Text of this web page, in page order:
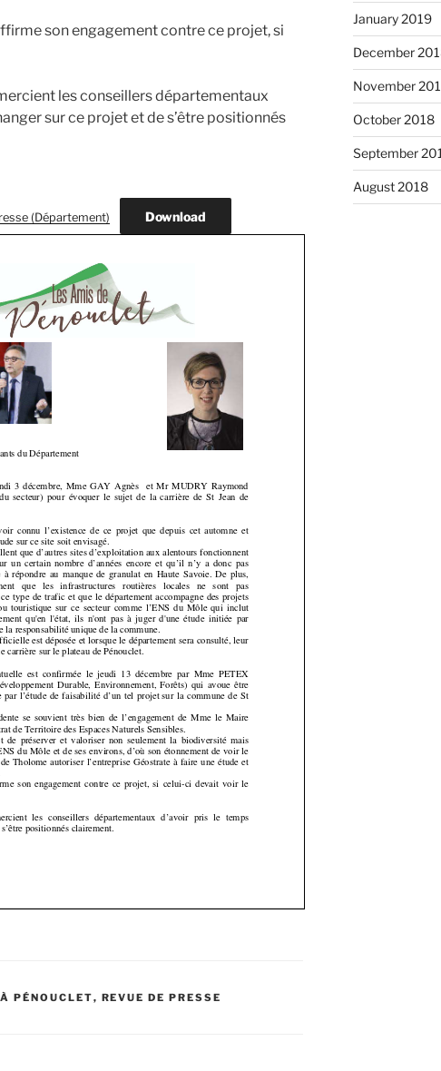
son engagement contre ce projet, si
les conseillers départementaux
sur ce projet et de s’être positionnés
(Département) Download
PÉNOUCLET, REVUE DE PRESSE
January 2019
December
November
October 2018
September
August 2018